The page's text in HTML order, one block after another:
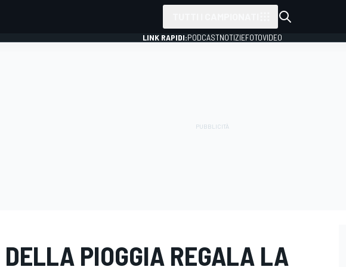
LINK RAPIDI:PODCASTNOTIZIEFOTOVIDEO
DELLA PIOGGIA REGALA LA